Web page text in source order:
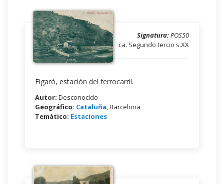
Signatura:POS50
ca. Segundo tercio s.XX
Figaró, estación del ferrocarril.
Autor: Desconocido
Geográfico: Cataluña, Barcelona
Temático: Estaciones